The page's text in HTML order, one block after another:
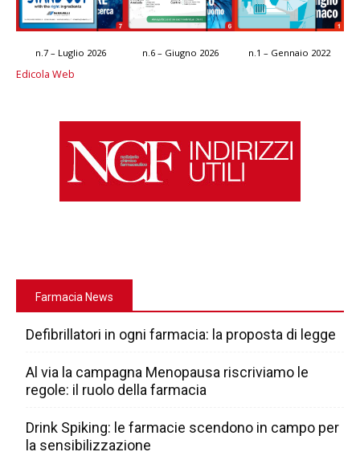
n.7 – Luglio 2026 n.6 – Giugno 2026 n.1 – Gennaio 2022
Edicola Web
Farmacia News
Defibrillatori in ogni farmacia: la proposta di legge
Al via la campagna Menopausa riscriviamo le
regole: il ruolo della farmacia
Drink Spiking: le farmacie scendono in campo per
la sensibilizzazione